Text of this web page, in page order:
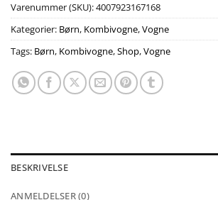
Varenummer (SKU):4007923167168
Kategorier: Børn, Kombivogne,Vogne
Tags: Børn, Kombivogne,Shop,Vogne
BESKRIVELSE
ANMELDELSER (0)